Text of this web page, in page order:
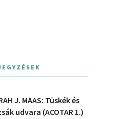
J. MAAS: Tüskék és
udvara (ACOTAR 1.)